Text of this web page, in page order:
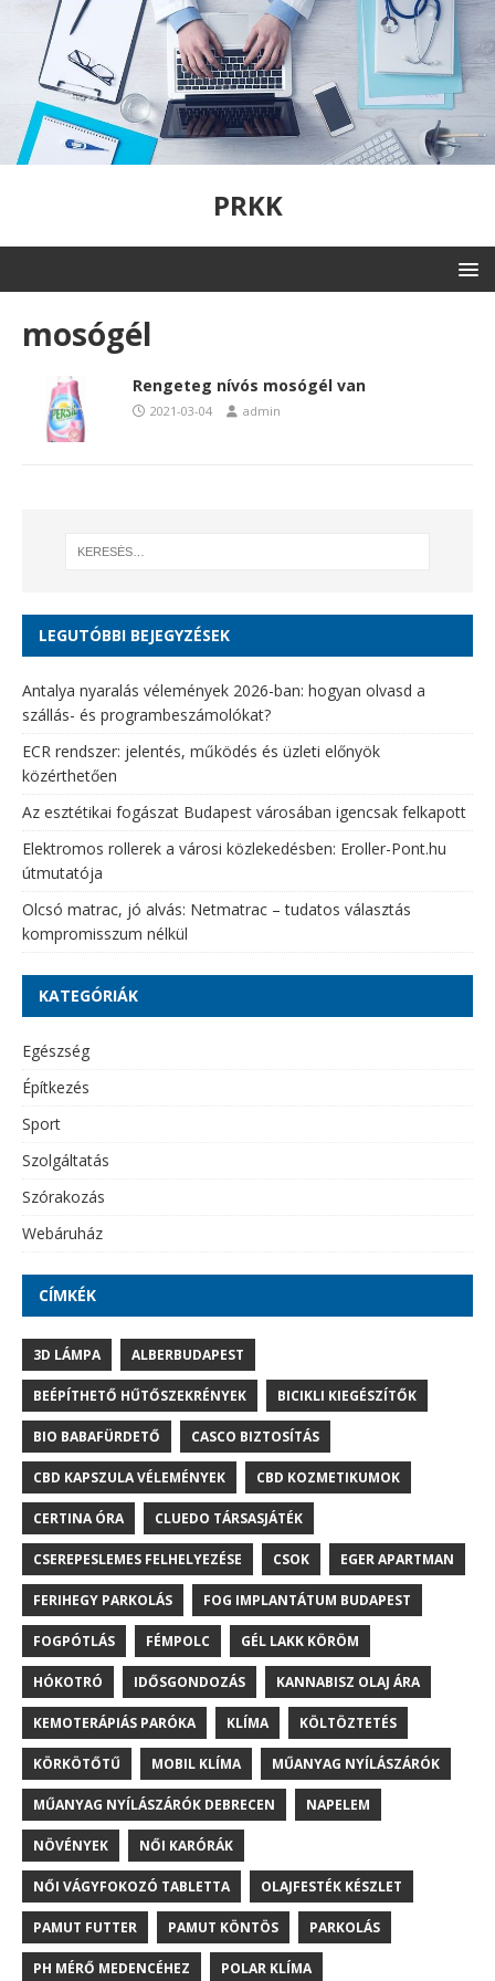
PRKK
mosógél
Rengeteg nívós mosógél van
2021-03-04 admin
LEGUTÓBBI BEJEGYZÉSEK
Antalya nyaralás vélemények 2026-ban: hogyan olvasd a
szállás- és programbeszámolókat?
ECR rendszer: jelentés, működés és üzleti előnyök
közérthetően
Az esztétikai fogászat Budapest városában igencsak felkapott
Elektromos rollerek a városi közlekedésben: Eroller-Pont.hu
útmutatója
Olcsó matrac, jó alvás: Netmatrac – tudatos választás
kompromisszum nélkül
KATEGÓRIÁK
Egészség
Építkezés
Sport
Szolgáltatás
Szórakozás
Webáruház
CÍMKÉK
3D LÁMPA ALBERBUDAPEST
BEÉPÍTHETŐ HŰTŐSZEKRÉNYEK BICIKLI KIEGÉSZÍTŐK
BIO BABAFÜRDETŐ CASCO BIZTOSÍTÁS
CBD KAPSZULA VÉLEMÉNYEK CBD KOZMETIKUMOK
CERTINA ÓRA CLUEDO TÁRSASJÁTÉK
CSEREPESLEMES FELHELYEZÉSE CSOK EGER APARTMAN
FERIHEGY PARKOLÁS FOG IMPLANTÁTUM BUDAPEST
FOGPÓTLÁS FÉMPOLC GÉL LAKK KÖRÖM
HÓKOTRÓ IDŐSGONDOZÁS KANNABISZ OLAJ ÁRA
KEMOTERÁPIÁS PARÓKA KLÍMA KÖLTÖZTETÉS
KÖRKÖTŐTŰ MOBIL KLÍMA MŰANYAG NYÍLÁSZÁRÓK
MŰANYAG NYÍLÁSZÁRÓK DEBRECEN NAPELEM
NÖVÉNYEK NŐI KARÓRÁK
NŐI VÁGYFOKOZÓ TABLETTA OLAJFESTÉK KÉSZLET
PAMUT FUTTER PAMUT KÖNTÖS PARKOLÁS
PH MÉRŐ MEDENCÉHEZ POLAR KLÍMA